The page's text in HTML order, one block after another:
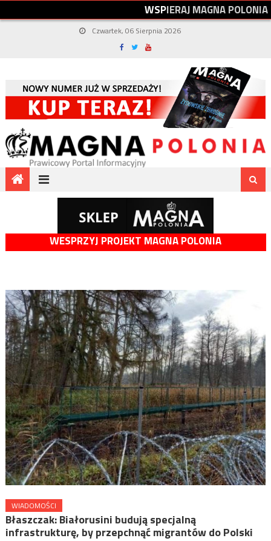
WSPIERAJMAGNAPOLONIA
Czwartek, 06 Sierpnia 2026
WESPRZYJ PROJEKT MAGNA POLONIA
WIADOMOŚCI
Błaszczak: Białorusini budują specjalną
infrastrukturę, by przepchnąć migrantów do Polski